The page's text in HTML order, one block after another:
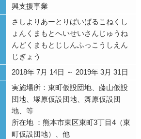
興支援事業
さしよりあーとりばいばるこねくし
ょんくまもとへいせいさんじゅうね
んどくまもとじしんふっこうしえん
じぎょう
2018年 7月 14日 ～ 2019年 3月 31日
実施場所：東町仮設団地、藤山仮設
団地、塚原仮設団地、舞原仮設団
地、等
所在地 ：熊本市東区東町3丁目4（東
町仮設団地）、他